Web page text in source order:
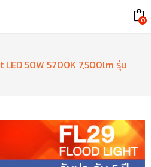
0
50W 5700K 7,500lm รุ่น